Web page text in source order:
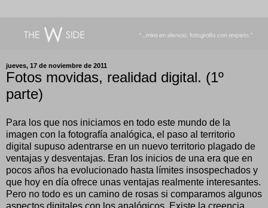
jueves, 17 de noviembre de 2011
Fotos movidas, realidad digital. (1º
parte)
Para los que nos iniciamos en todo este mundo de la
imagen con la fotografía analógica, el paso al territorio
digital supuso adentrarse en un nuevo territorio plagado de
ventajas y desventajas. Eran los inicios de una era que en
pocos años ha evolucionado hasta límites insospechados y
que hoy en día ofrece unas ventajas realmente interesantes.
Pero no todo es un camino de rosas si comparamos algunos
aspectos digitales con los analógicos. Existe la creencia